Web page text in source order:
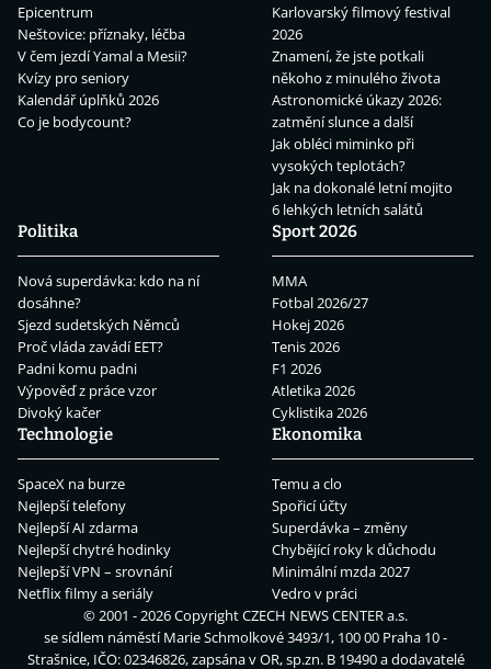
Epicentrum
Neštovice: příznaky, léčba
V čem jezdí Yamal a Mesii?
Kvízy pro seniory
Kalendář úplňků 2026
Co je bodycount?
Karlovarský filmový festival
2026
Znamení, že jste potkali
někoho z minulého života
Astronomické úkazy 2026:
zatmění slunce a další
Jak obléci miminko při
vysokých teplotách?
Jak na dokonalé letní mojito
6 lehkých letních salátů
Politika
Nová superdávka: kdo na ní
dosáhne?
Sjezd sudetských Němců
Proč vláda zavádí EET?
Padni komu padni
Výpověď z práce vzor
Divoký kačer
Sport 2026
MMA
Fotbal 2026/27
Hokej 2026
Tenis 2026
F1 2026
Atletika 2026
Cyklistika 2026
Technologie
SpaceX na burze
Nejlepší telefony
Nejlepší AI zdarma
Nejlepší chytré hodinky
Nejlepší VPN – srovnání
Netflix filmy a seriály
Ekonomika
Temu a clo
Spořicí účty
Superdávka – změny
Chybějící roky k důchodu
Minimální mzda 2027
Vedro v práci
© 2001 - 2026 CopyrightCZECH NEWS CENTER a.s.
se sídlem náměstí Marie Schmolkové 3493/1, 100 00 Praha 10 -
Strašnice, IČO: 02346826, zapsána v OR, sp.zn. B 19490 a dodavatelé